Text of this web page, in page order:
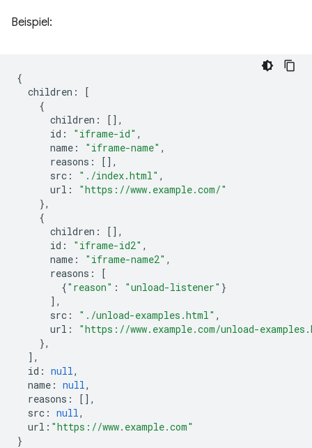
Beispiel:
{
children :
[
{
children :
[],
id : "iframe-id" ,
name : "iframe-name" ,
reasons :
[],
src : "./index.html" ,
url :
"https://www.example.com/"
},
{
children :
[],
id : "iframe-id2" ,
name : "iframe-name2" ,
reasons :
[
{"reason" : "unload-listener" }
],
src : "./unload-examples.html" ,
url :
"https://www.example.com/unload-
},
],
id : null,
name : null,
reasons :
[],
src : null,
url : "https://www.example.com"
}